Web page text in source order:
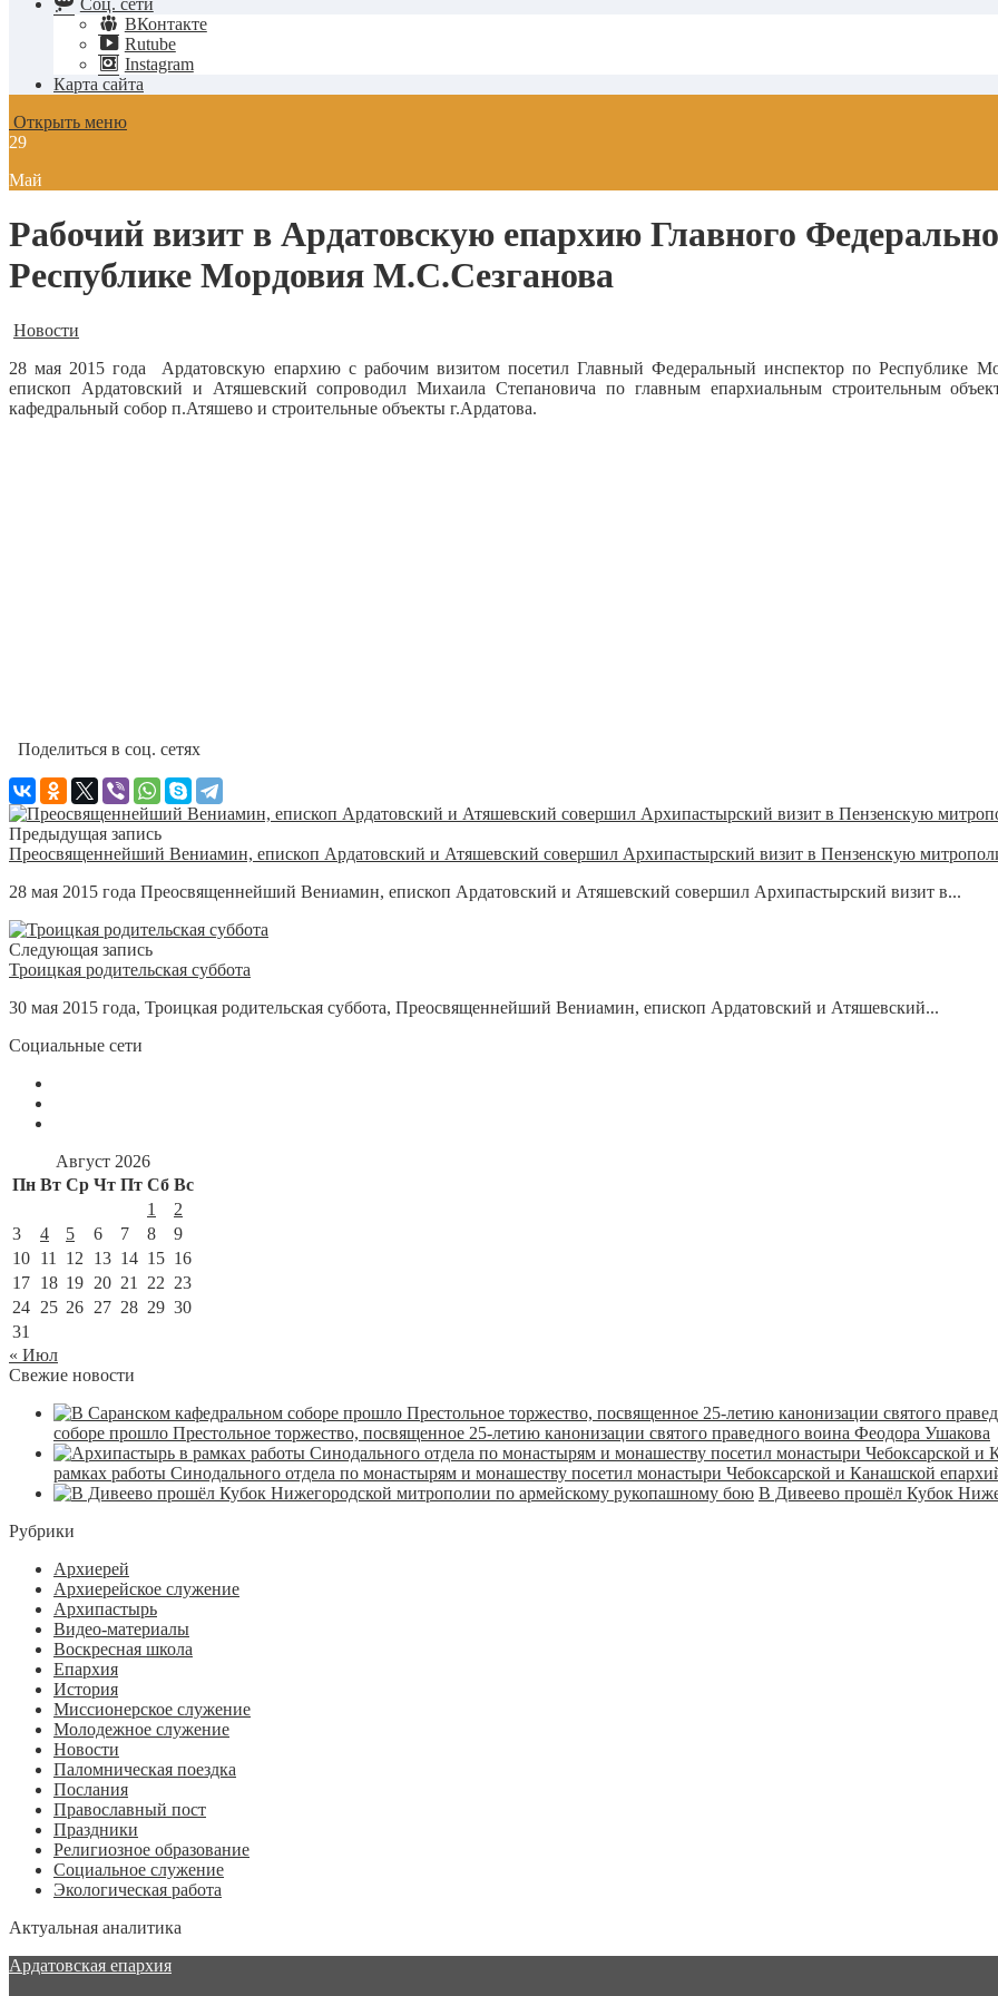
Соц. сети
ВКонтакте
Rutube
Instagram
Карта сайта
Открыть меню
29
Май
Рабочий визит в Ардатовскую епархию Главного
Республике Мордовия М.С.Сезганова
Новости
28 мая 2015 года Ардатовскую епархию с рабочим визитом посетил Главный Федеральный инспектор по Республике
епископ Ардатовский и Атяшевский сопроводил Михаила Степановича по главным епархиальным строительным
кафедральный собор п.Атяшево и строительные объекты г.Ардатова.
Поделиться в соц. сетях
Предыдущая запись
Преосвященнейший Вениамин, епископ Ардатовский и Атяшевский совершил Архипастырский визит в Пензенскую
28 мая 2015 года Преосвященнейший Вениамин, епископ Ардатовский и Атяшевский совершил Архипастырский визит в...
Следующая запись
Троицкая родительская суббота
30 мая 2015 года, Троицкая родительская суббота, Преосвященнейший Вениамин, епископ Ардатовский и Атяшевский...
Социальные сети
Август 2026
Пн Вт Ср Чт Пт Сб Вс
1
2
3
4 5 6 7 8
9
10 11 12 13 14 15 16
17 18 19 20 21 22 23
24 25 26 27 28 29 30
31
« Июл
Свежие новости
соборе прошло Престольное торжество, посвященное 25-летию канонизации святого праведного воина Феодора Ушакова
рамках работы Синодального отдела по монастырям и монашеству посетил монастыри Чебоксарской и Канашской
В Дивеево прошёл Кубок
Рубрики
Архиерей
Архиерейское служение
Архипастырь
Видео-материалы
Воскресная школа
Епархия
История
Миссионерское служение
Молодежное служение
Новости
Паломническая поездка
Послания
Православный пост
Праздники
Религиозное образование
Социальное служение
Экологическая работа
Актуальная аналитика
Ардатовская епархия